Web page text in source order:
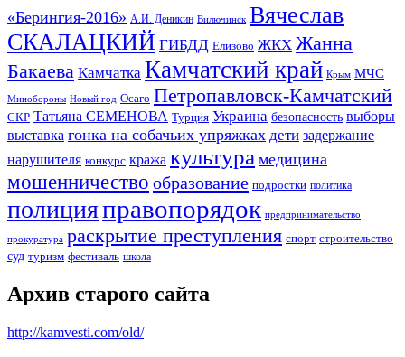
«Берингия-2016» А.И. Деникин Вилючинск Вячеслав
СКАЛАЦКИЙ ГИБДД Елизово ЖКХ Жанна
Бакаева Камчатка Камчатский край Крым МЧС
Минобороны Новый год Осаго Петропавловск-Камчатский
СКР Татьяна СЕМЕНОВА Турция Украина безопасность выборы
выставка гонка на собачьих упряжках дети задержание
нарушителя конкурс кража культура медицина
мошенничество образование подростки политика
полицияправопорядок предпринимательство
прокуратура раскрытие преступления спорт строительство
суд туризм фестиваль школа
Архив старого сайта
http://kamvesti.com/old/